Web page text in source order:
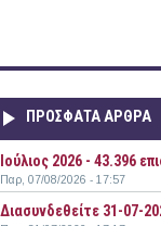
ΠΡΟΣΦΑΤΑ ΑΡΘΡΑ
Ιούλιος 2026 - 43.396
Παρ, 07/08/2026 - 17:57
Διασυνδεθείτε 31-07-